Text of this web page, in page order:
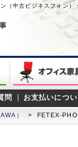
（中古ビジネスフォン
問 お支払いにつ
） > FETEX-